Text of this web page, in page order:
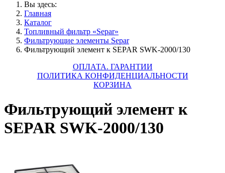
Вы здесь:
Главная
Каталог
Топливный фильтр «Separ»
Фильтрующие элементы Separ
Фильтрующий элемент к SEPAR SWK-2000/130
ОПЛАТА. ГАРАНТИИ
ПОЛИТИКА КОНФИДЕНЦИАЛЬНОСТИ
КОРЗИНА
Фильтрующий элемент к
SEPAR SWK-2000/130